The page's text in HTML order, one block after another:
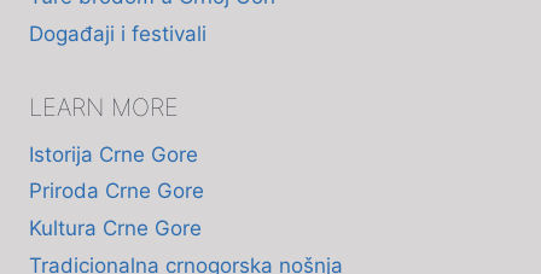
Događaji i festivali
LEARN MORE
Istorija Crne Gore
Priroda Crne Gore
Kultura Crne Gore
Tradicionalna crnogorska nošnja